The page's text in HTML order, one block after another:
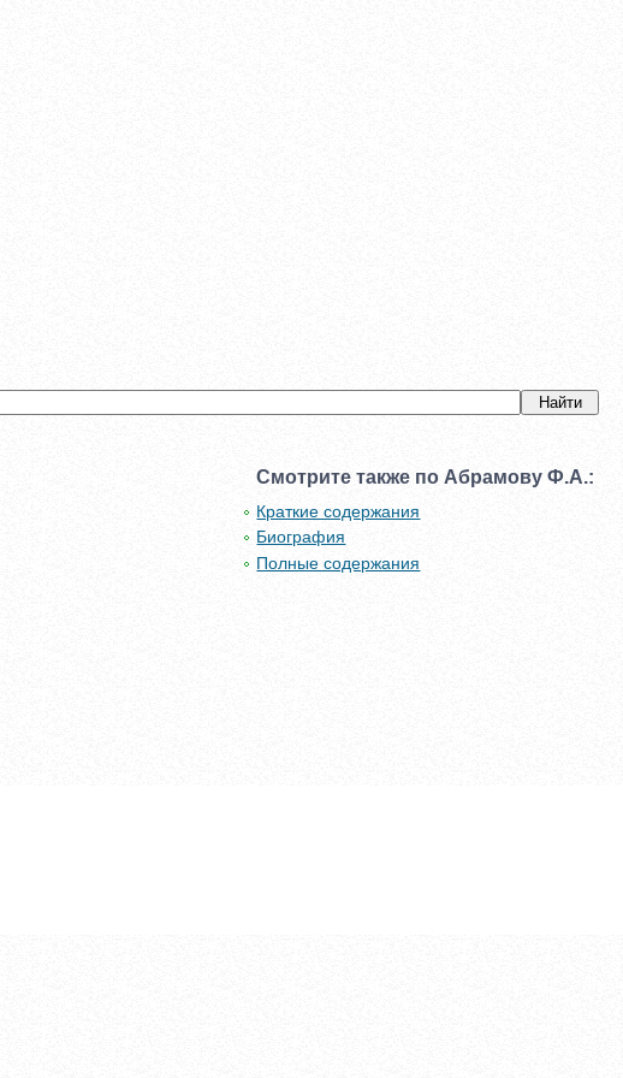
Смотрите также по Абрамову Ф.А.:
Краткие содержания
Биография
Полные содержания